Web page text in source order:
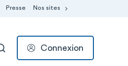
Presse Nos sites
RECHERCHER
Connexion